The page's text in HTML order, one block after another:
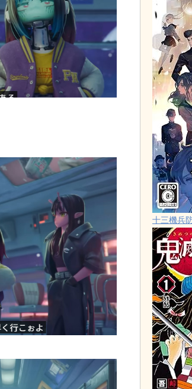
十三機兵